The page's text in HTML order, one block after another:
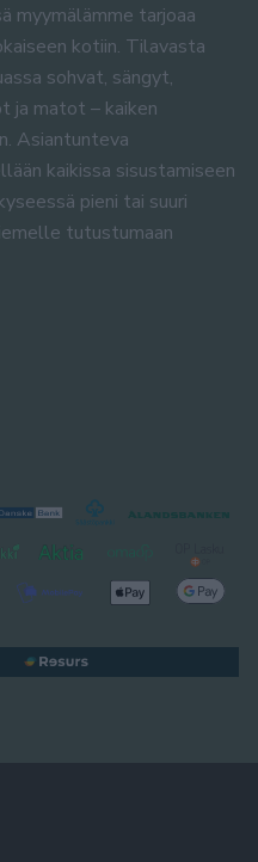
myymälämme tarjoaa
kotiin. Tilavasta
sohvat, sängyt,
ja matot – kaiken
Asiantunteva
kaikissa sisustamiseen
pieni tai suuri
tutustumaan